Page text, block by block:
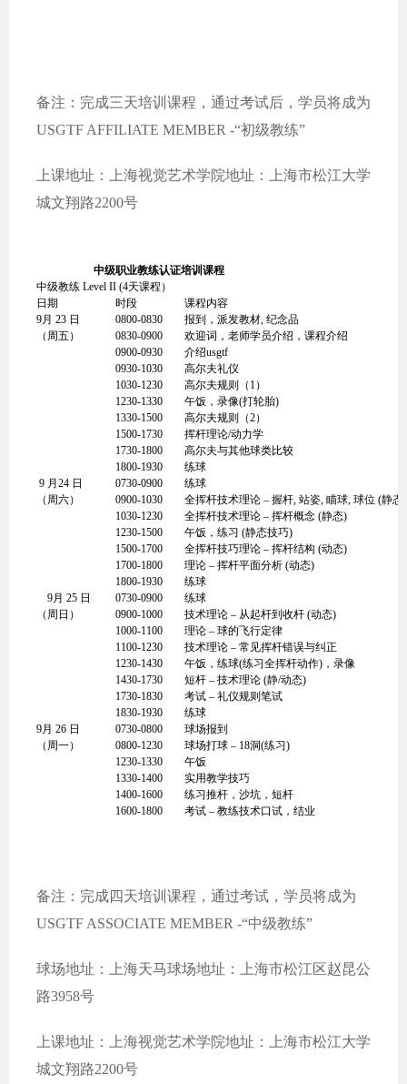
备注：完成三天培训课程，通过考试后，学员将成为
USGTF AFFILIATE MEMBER -“初级教练”
上课地址：上海视觉艺术学院地址：上海市松江大学
城文翔路2200号
中级职业教练认证培训课程
中级教练 Level II (4天课程）
日期
时段
课程内容
9月 23 日
0800-0830
报到，派发教材, 纪念品
（周五）
0830-0900
欢迎词，老师学员介绍，课程介绍
0900-0930
介绍usgtf
0930-1030
高尔夫礼仪
1030-1230
高尔夫规则（1）
1230-1330
午饭，录像(打轮胎)
1330-1500
高尔夫规则（2）
1500-1730
挥杆理论/动力学
1730-1800
高尔夫与其他球类比较
1800-1930
练球
9 月24 日
0730-0900
练球
（周六）
0900-1030
全挥杆技术理论 – 握杆, 站姿, 瞄球, 球位 (静态)
1030-1230
全挥杆技术理论 – 挥杆概念 (静态)
1230-1500
午饭，练习 (静态技巧)
1500-1700
全挥杆技巧理论 – 挥杆结构 (动态)
1700-1800
理论 – 挥杆平面分析 (动态)
1800-1930
练球
9月 25 日
0730-0900
练球
（周日）
0900-1000
技术理论 – 从起杆到收杆 (动态)
1000-1100
理论 – 球的飞行定律
1100-1230
技术理论 – 常见挥杆错误与纠正
1230-1430
午饭，练球(练习全挥杆动作)，录像
1430-1730
短杆 – 技术理论 (静/动态)
1730-1830
考试 – 礼仪规则笔试
1830-1930
练球
9月 26 日
0730-0800
球场报到
（周一）
0800-1230
球场打球 – 18洞(练习)
1230-1330
午饭
1330-1400
实用教学技巧
1400-1600
练习推杆，沙坑，短杆
1600-1800
考试 – 教练技术口试，结业
备注：完成四天培训课程，通过考试，学员将成为
USGTF ASSOCIATE MEMBER -“中级教练”
球场地址：上海天马球场地址：上海市松江区赵昆公
路3958号
上课地址：上海视觉艺术学院地址：上海市松江大学
城文翔路2200号